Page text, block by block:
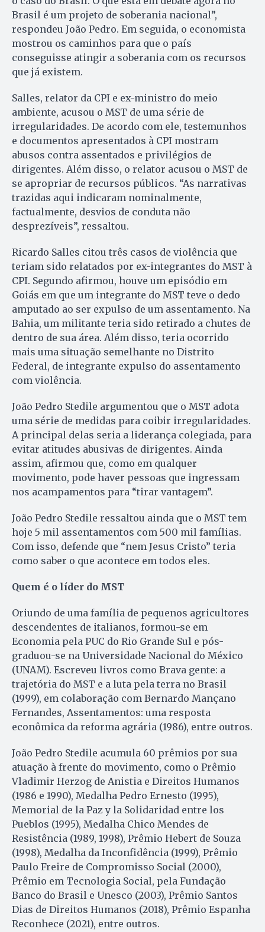
Brasil é um projeto de soberania nacional”,
respondeu João Pedro. Em seguida, o economista
mostrou os caminhos para que o país
conseguisse atingir a soberania com os recursos
que já existem.
Salles, relator da CPI e ex-ministro do meio
ambiente, acusou o MST de uma série de
irregularidades. De acordo com ele, testemunhos
e documentos apresentados à CPI mostram
abusos contra assentados e privilégios de
dirigentes. Além disso, o relator acusou o MST de
se apropriar de recursos públicos. “As narrativas
trazidas aqui indicaram nominalmente,
factualmente, desvios de conduta não
desprezíveis”, ressaltou.
Ricardo Salles citou três casos de violência que
teriam sido relatados por ex-integrantes do MST à
CPI. Segundo afirmou, houve um episódio em
Goiás em que um integrante do MST teve o dedo
amputado ao ser expulso de um assentamento. Na
Bahia, um militante teria sido retirado a chutes de
dentro de sua área. Além disso, teria ocorrido
mais uma situação semelhante no Distrito
Federal, de integrante expulso do assentamento
com violência.
João Pedro Stedile argumentou que o MST adota
uma série de medidas para coibir irregularidades.
A principal delas seria a liderança colegiada, para
evitar atitudes abusivas de dirigentes. Ainda
assim, afirmou que, como em qualquer
movimento, pode haver pessoas que ingressam
nos acampamentos para “tirar vantagem”.
João Pedro Stedile ressaltou ainda que o MST tem
hoje 5 mil assentamentos com 500 mil famílias.
Com isso, defende que “nem Jesus Cristo” teria
como saber o que acontece em todos eles.
Quem é o líder do MST
Oriundo de uma família de pequenos agricultores
descendentes de italianos, formou-se em
Economia pela PUC do Rio Grande Sul e pós-
graduou-se na Universidade Nacional do México
(UNAM). Escreveu livros como Brava gente: a
trajetória do MST e a luta pela terra no Brasil
(1999), em colaboração com Bernardo Mançano
Fernandes, Assentamentos: uma resposta
econômica da reforma agrária (1986), entre outros.
João Pedro Stedile acumula 60 prêmios por sua
atuação à frente do movimento, como o Prêmio
Vladimir Herzog de Anistia e Direitos Humanos
(1986 e 1990), Medalha Pedro Ernesto (1995),
Memorial de la Paz y la Solidaridad entre los
Pueblos (1995), Medalha Chico Mendes de
Resistência (1989, 1998), Prêmio Hebert de Souza
(1998), Medalha da Inconfidência (1999), Prêmio
Paulo Freire de Compromisso Social (2000),
Prêmio em Tecnologia Social, pela Fundação
Banco do Brasil e Unesco (2003), Prêmio Santos
Dias de Direitos Humanos (2018), Prêmio Espanha
Reconhece (2021), entre outros.